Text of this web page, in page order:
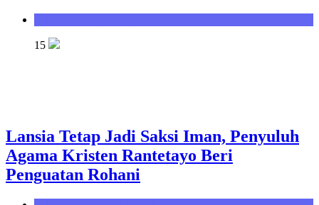
15
Lansia Tetap Jadi Saksi Iman, Penyuluh
Agama Kristen Rantetayo Beri
Penguatan Rohani